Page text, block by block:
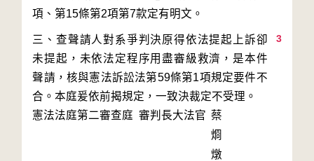
3
三、查聲請人對系爭判決原得依法提起上訴卻
未提起，未依法定程序用盡審級救濟，是本件
聲請，核與憲法訴訟法第59條第1項規定要件不
合。本庭爰依前揭規定，一致決裁定不受理。
憲法法庭第二審查庭 審判長大法官 蔡
烱
燉